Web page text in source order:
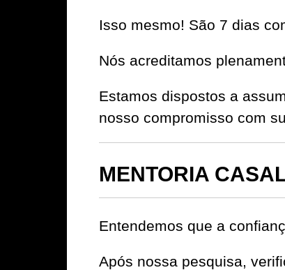
Isso mesmo! São 7 dias
Nós acreditamos
Estamos dispostos a
nosso compromisso com
MENTORIA
Entendemos que a
Após nossa pesquisa,